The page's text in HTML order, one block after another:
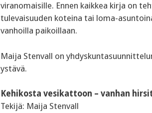
viranomaisille. Ennen kaikkea kirja on
tulevaisuuden koteina tai loma-
vanhoilla paikoillaan.
Maija Stenvall on
ystävä.
Kehikosta vesikattoon – vanhan
Tekijä: Maija Stenvall